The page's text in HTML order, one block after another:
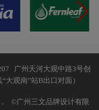
广州天河大观中路3号创
大观南”站B出口对面）
©广州三文品牌设计有限